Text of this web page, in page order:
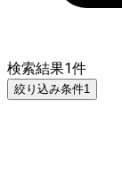
検索結果1件
絞り込み条件1